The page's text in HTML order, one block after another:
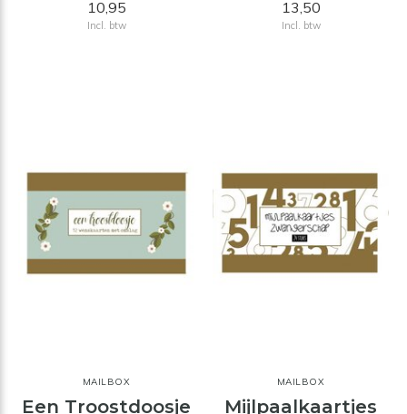
10,95
Incl. btw
13,50
Incl. btw
MAILBOX
Een Troostdoosje
MAILBOX
Mijlpaalkaartjes